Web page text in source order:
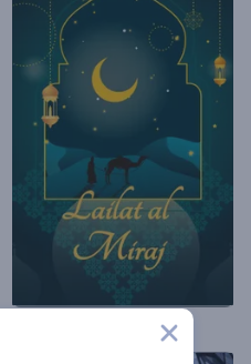
Lailat al MirajAnimazioni